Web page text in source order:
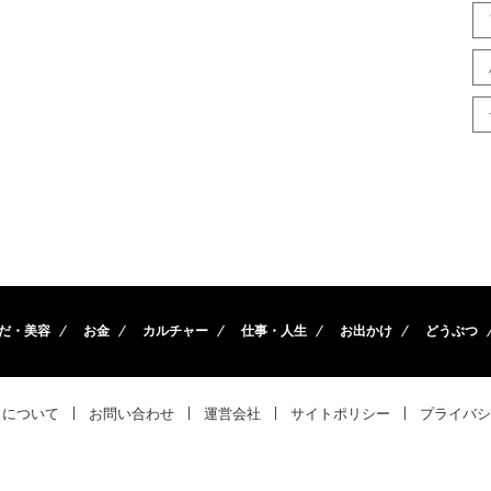
・美容 お金 カルチャー 仕事・人生 お出かけ どうぶつ
ついて お問い合わせ 運営会社 サイトポリシー プライバ